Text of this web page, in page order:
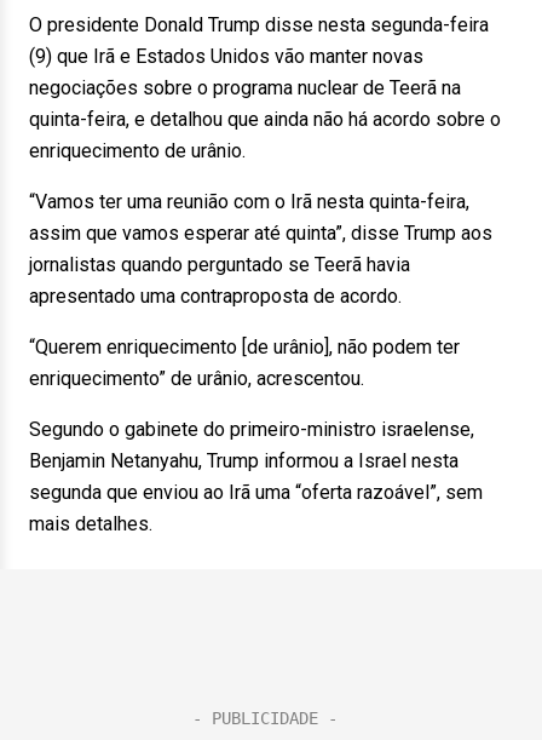
O presidente Donald Trump disse nesta segunda-feira
(9) que Irã e Estados Unidos vão manter novas
negociações sobre o programa nuclear de Teerã na
quinta-feira, e detalhou que ainda não há acordo sobre o
enriquecimento de urânio.
“Vamos ter uma reunião com o Irã nesta quinta-feira,
assim que vamos esperar até quinta”, disse Trump aos
jornalistas quando perguntado se Teerã havia
apresentado uma contraproposta de acordo.
“Querem enriquecimento [de urânio], não podem ter
enriquecimento” de urânio, acrescentou.
Segundo o gabinete do primeiro-ministro israelense,
Benjamin Netanyahu, Trump informou a Israel nesta
segunda que enviou ao Irã uma “oferta razoável”, sem
mais detalhes.